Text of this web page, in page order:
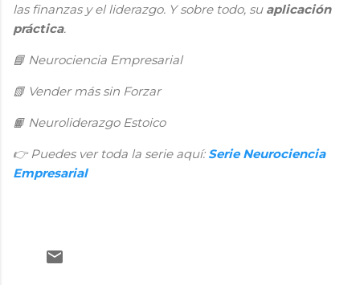
las finanzas y el liderazgo. Y sobre todo, su aplicación
práctica.
📘 Neurociencia Empresarial
📗 Vender más sin Forzar
📙 Neuroliderazgo Estoico
👉Puedes ver toda la serie aquí: Serie Neurociencia
Empresarial